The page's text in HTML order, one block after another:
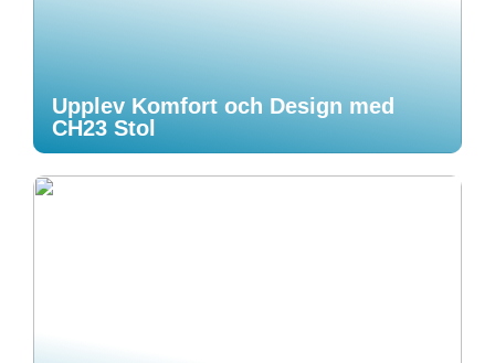
Upplev Komfort och Design med
CH23 Stol